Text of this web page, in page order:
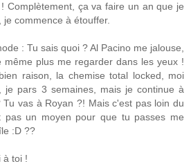
Complètement, ça va faire un an que je
commence à étouffer.
: Tu sais quoi ? Al Pacino me jalouse,
même plus me regarder dans les yeux !
raison, la chemise total locked, moi
je pars 3 semaines, mais je continue à
Tu vas à Royan ?! Mais c'est pas loin du
pas un moyen pour que tu passes me
:D ??
à toi !